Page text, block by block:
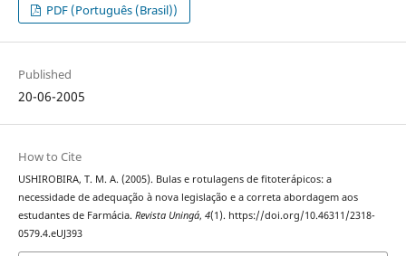
PDF (Português (Brasil))
Published
20-06-2005
How to Cite
USHIROBIRA, T. M. A. (2005). Bulas e rotulagens de fitoterápicos: a
necessidade de adequação à nova legislação e a correta abordagem aos
estudantes de Farmácia. Revista Uningá, 4(1). https://doi.org/10.46311/2318-
0579.4.eUJ393